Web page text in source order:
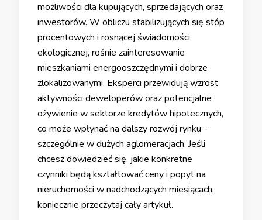
możliwości dla kupujących, sprzedających oraz
inwestorów. W obliczu stabilizujących się stóp
procentowych i rosnącej świadomości
ekologicznej, rośnie zainteresowanie
mieszkaniami energooszczędnymi i dobrze
zlokalizowanymi. Eksperci przewidują wzrost
aktywności deweloperów oraz potencjalne
ożywienie w sektorze kredytów hipotecznych,
co może wpłynąć na dalszy rozwój rynku –
szczególnie w dużych aglomeracjach. Jeśli
chcesz dowiedzieć się, jakie konkretne
czynniki będą kształtować ceny i popyt na
nieruchomości w nadchodzących miesiącach,
koniecznie przeczytaj cały artykuł.